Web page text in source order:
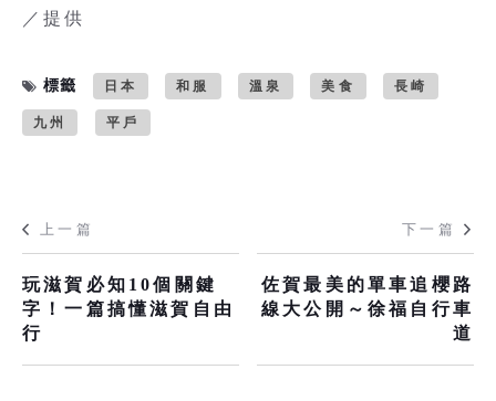
／提供
標籤 日本 和服 溫泉 美食 長崎
九州 平戶
上一篇
玩滋賀必知10個關鍵
字！一篇搞懂滋賀自由
行
下一篇
佐賀最美的單車追櫻路
線大公開～徐福自行車
道